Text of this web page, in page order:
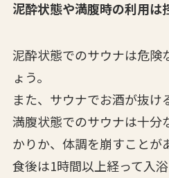
泥酔状態や満腹時の利用は
泥酔状態でのサウナは危険
ょう。
また、サウナでお酒が抜け
満腹状態でのサウナは十分
かりか、体調を崩すことが
食後は1時間以上経って入